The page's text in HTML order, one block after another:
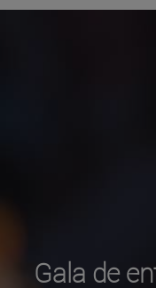
Gala de